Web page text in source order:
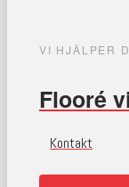
VI HJÄLPER
Flooré
Kontakt